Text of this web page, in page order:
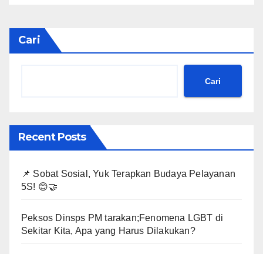
Cari
Cari
Recent Posts
📌 Sobat Sosial, Yuk Terapkan Budaya Pelayanan
5S! 😊🤝
Peksos Dinsps PM tarakan;Fenomena LGBT di
Sekitar Kita, Apa yang Harus Dilakukan?